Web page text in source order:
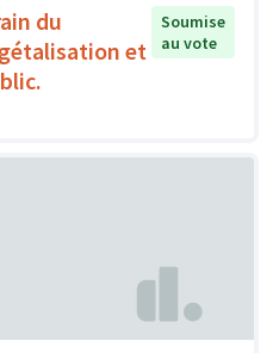
du
et
Soumise
au vote